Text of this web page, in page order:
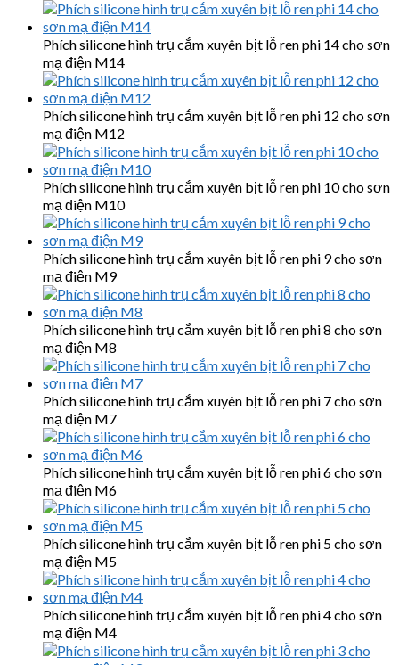
Phích silicone hình trụ cắm xuyên bịt lỗ ren phi 14 cho sơn
mạ điện M14
Phích silicone hình trụ cắm xuyên bịt lỗ ren phi 12 cho sơn
mạ điện M12
Phích silicone hình trụ cắm xuyên bịt lỗ ren phi 10 cho sơn
mạ điện M10
Phích silicone hình trụ cắm xuyên bịt lỗ ren phi 9 cho sơn
mạ điện M9
Phích silicone hình trụ cắm xuyên bịt lỗ ren phi 8 cho sơn
mạ điện M8
Phích silicone hình trụ cắm xuyên bịt lỗ ren phi 7 cho sơn
mạ điện M7
Phích silicone hình trụ cắm xuyên bịt lỗ ren phi 6 cho sơn
mạ điện M6
Phích silicone hình trụ cắm xuyên bịt lỗ ren phi 5 cho sơn
mạ điện M5
Phích silicone hình trụ cắm xuyên bịt lỗ ren phi 4 cho sơn
mạ điện M4